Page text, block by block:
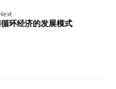
环经济的发展模式